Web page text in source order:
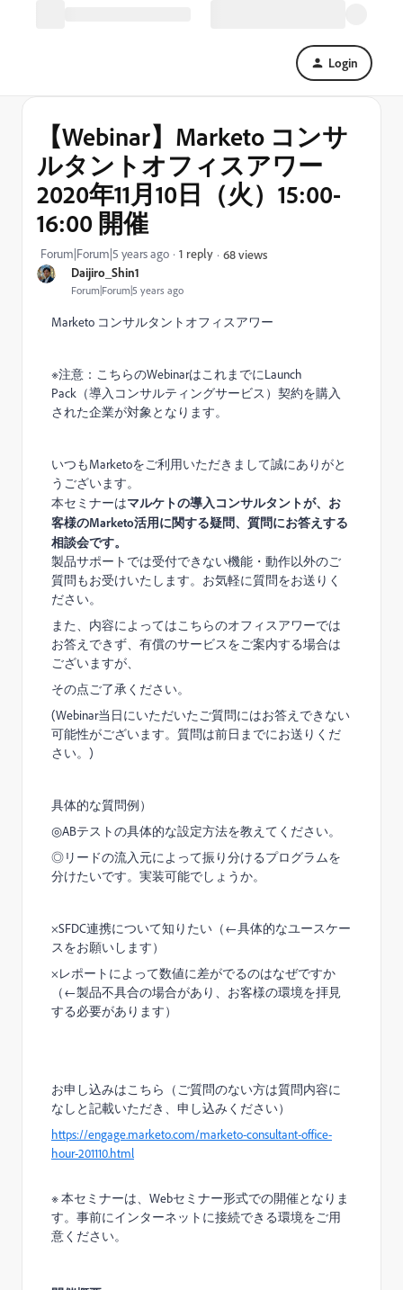
Login
Daijiro_Shin1
Forum|Forum|5 years ago
【Webinar】Marketo コンサ
ルタントオフィスアワー
2020年11月10日（火）15:00-
16:00 開催
Forum|Forum|5 years ago 1 reply 68 views
Marketo コンサルタントオフィスアワー
※注意：こちらのWebinarはこれまでにLaunch
Pack （導入コンサルティングサービス）契約を購入
された企業が対象となります。
いつもMarketoをご利用いただきまして誠にありがと
うございます。
本セミナーはマルケトの導入コンサルタントが、お
客様のMarketo活用に関する疑問、質問にお答えする
相談会です。
製品サポートでは受付できない機能・動作以外のご
質問もお受けいたします。お気軽に質問をお送りく
ださい。
また、内容によってはこちらのオフィスアワーでは
お答えできず、有償のサービスをご案内する場合は
ございますが、
その点ご了承ください。
(Webinar当日にいただいたご質問にはお答えできない
可能性がございます。質問は前日までにお送りくだ
さい。)
具体的な質問例）
◎ABテストの具体的な設定方法を教えてください。
◎リードの流入元によって振り分けるプログラムを
分けたいです。実装可能でしょうか。
×SFDC連携について知りたい（←具体的なユースケー
スをお願いします）
×レポートによって数値に差がでるのはなぜですか
（←製品不具合の場合があり、お客様の環境を拝見
する必要があります）
お申し込みはこちら（ご質問のない方は質問内容に
なしと記載いただき、申し込みください）
https://engage.marketo.com/marketo-consultant-office-
hour-201110.html
※本セミナーは、 Webセミナー形式での開催となりま
す。事前にインターネットに接続できる環境をご用
意ください。